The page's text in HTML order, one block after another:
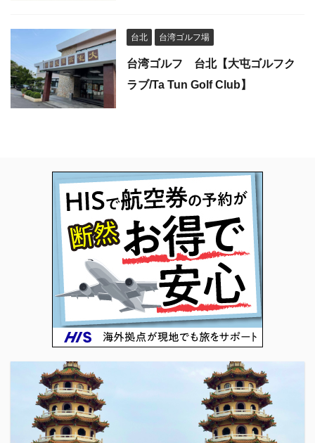
台北 台湾ゴルフ場
台湾ゴルフ 台北【大屯ゴルフク
ラブ/Ta Tun Golf Club】